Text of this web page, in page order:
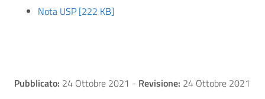
Nota USP [222 KB]
Pubblicato: 24 Ottobre 2021 - Revisione: 24 Ottobre 2021